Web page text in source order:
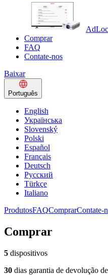
Comprar
FAQ
Contate-nos
Baixar
Português
English
Українська
Slovenský
Polski
Español
Français
Deutsch
Русский
Türkçe
Italiano
ProdutosFAQComprarContate-
Comprar
5 dispositivos
30 dias garantia de devolução